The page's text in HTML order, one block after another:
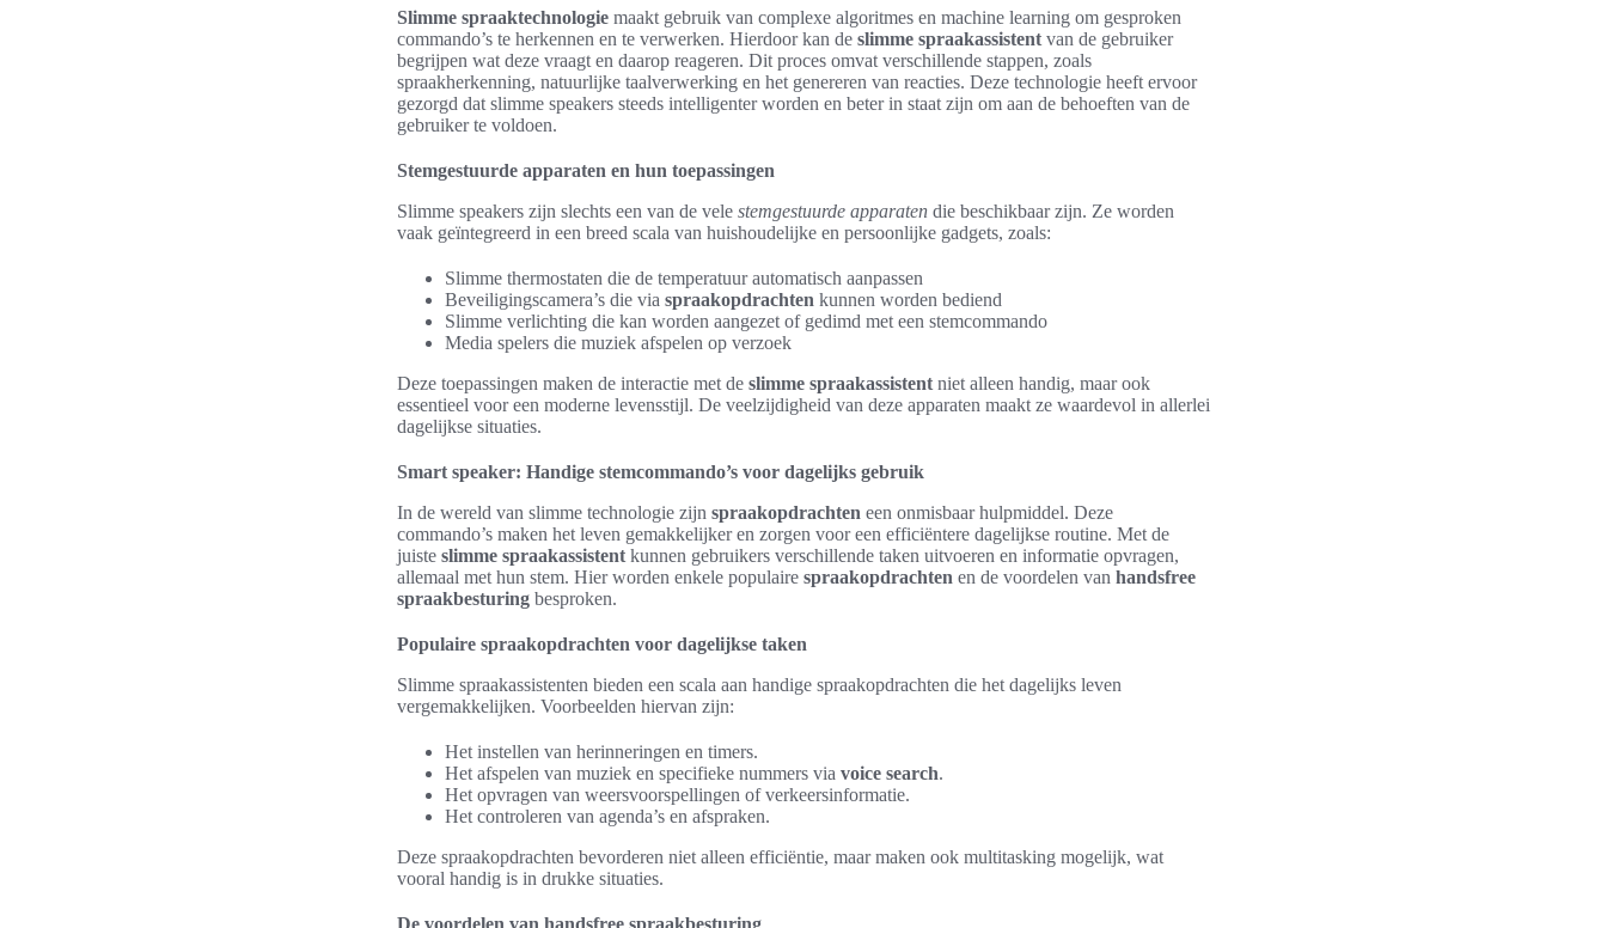
Slimme spraaktechnologie maakt gebruik van complexe algoritmes en machine learning om gesproken
commando’s te herkennen en te verwerken. Hierdoor kan de slimme spraakassistent van de gebruiker
begrijpen wat deze vraagt en daarop reageren. Dit proces omvat verschillende stappen, zoals
spraakherkenning, natuurlijke taalverwerking en het genereren van reacties. Deze technologie heeft ervoor
gezorgd dat slimme speakers steeds intelligenter worden en beter in staat zijn om aan de behoeften van de
gebruiker te voldoen.
Stemgestuurde apparaten en hun toepassingen
Slimme speakers zijn slechts een van de vele stemgestuurde apparaten die beschikbaar zijn. Ze worden
vaak geïntegreerd in een breed scala van huishoudelijke en persoonlijke gadgets, zoals:
Slimme thermostaten die de temperatuur automatisch aanpassen
Beveiligingscamera’s die via spraakopdrachten kunnen worden bediend
Slimme verlichting die kan worden aangezet of gedimd met een stemcommando
Media spelers die muziek afspelen op verzoek
Deze toepassingen maken de interactie met de slimme spraakassistent niet alleen handig, maar ook
essentieel voor een moderne levensstijl. De veelzijdigheid van deze apparaten maakt ze waardevol in allerlei
dagelijkse situaties.
Smart speaker: Handige stemcommando’s voor dagelijks gebruik
In de wereld van slimme technologie zijn spraakopdrachten een onmisbaar hulpmiddel. Deze
commando’s maken het leven gemakkelijker en zorgen voor een efficiëntere dagelijkse routine. Met de
juiste slimme spraakassistent kunnen gebruikers verschillende taken uitvoeren en informatie opvragen,
allemaal met hun stem. Hier worden enkele populaire spraakopdrachten en de voordelen van handsfree
spraakbesturing besproken.
Populaire spraakopdrachten voor dagelijkse taken
Slimme spraakassistenten bieden een scala aan handige spraakopdrachten die het dagelijks leven
vergemakkelijken. Voorbeelden hiervan zijn:
Het instellen van herinneringen en timers.
Het afspelen van muziek en specifieke nummers via voice search.
Het opvragen van weersvoorspellingen of verkeersinformatie.
Het controleren van agenda’s en afspraken.
Deze spraakopdrachten bevorderen niet alleen efficiëntie, maar maken ook multitasking mogelijk, wat
vooral handig is in drukke situaties.
De voordelen van handsfree spraakbesturing